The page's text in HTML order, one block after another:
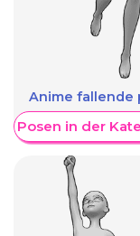
Anime fallende
Posen in der